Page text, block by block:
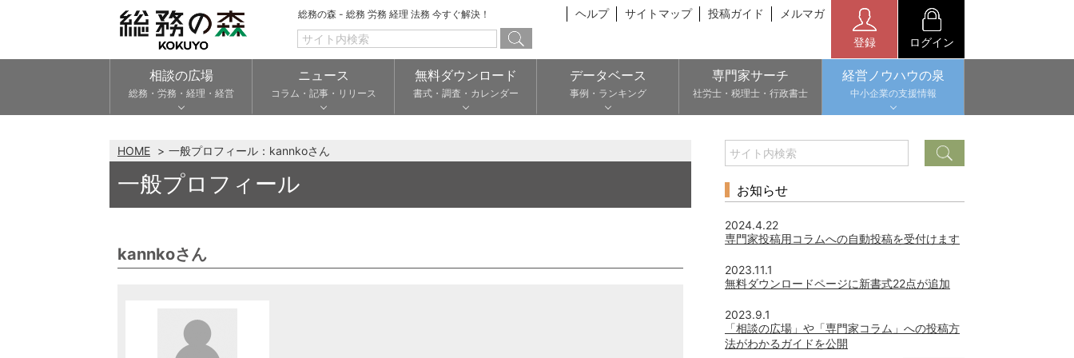
総務の森 - 総務 労務 経理 法務 今すぐ解決！ ヘルプ サイトマップ 投稿ガイド メルマガ
登録 ログイン
相談の広場
総務・労務・経理・経営
ニュース
コラム・記事・リリース
無料ダウンロード
書式・調査・カレンダー
データベース
事例・ランキング
専門家サーチ
社労士・税理士・行政書士
経営ノウハウの泉
中小企業の支援情報
HOME 一般プロフィール：kannkoさん
一般プロフィール
kannkoさん
お知らせ
2024.4.22
専門家投稿用コラムへの自動投稿を受付けます
2023.11.1
無料ダウンロードページに新書式22点が追加
2023.9.1
「相談の広場」や「専門家コラム」への投稿方
法がわかるガイドを公開